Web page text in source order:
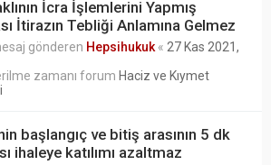
İcra İşlemlerini Yapmış
İtirazın Tebliği Anlamına Gelmez
gönderen Hepsihukuk « 27 Kas 2021,
zamanı forum Haciz ve Kıymet
başlangıç ve bitiş arasının 5 dk
ihaleye katılımı azaltmaz